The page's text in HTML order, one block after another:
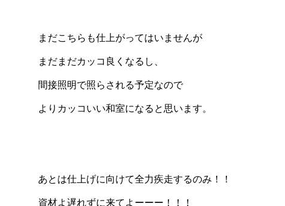
まだこちらも仕上がってはいませんが
まだまだカッコ良くなるし、
間接照明で照らされる予定なので
よりカッコいい和室になると思います。
あとは仕上げに向けて全力疾走するのみ！！
資材よ遅れずに来てよーーー！！！